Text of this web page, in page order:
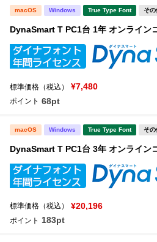
macOS Windows True Type Font その
DynaSmart T PC1台 1年 オンライン
標準価格（税込） ¥7,480
ポイント 68pt
macOS Windows True Type Font その
DynaSmart T PC1台 3年 オンライン
標準価格（税込） ¥20,196
ポイント 183pt